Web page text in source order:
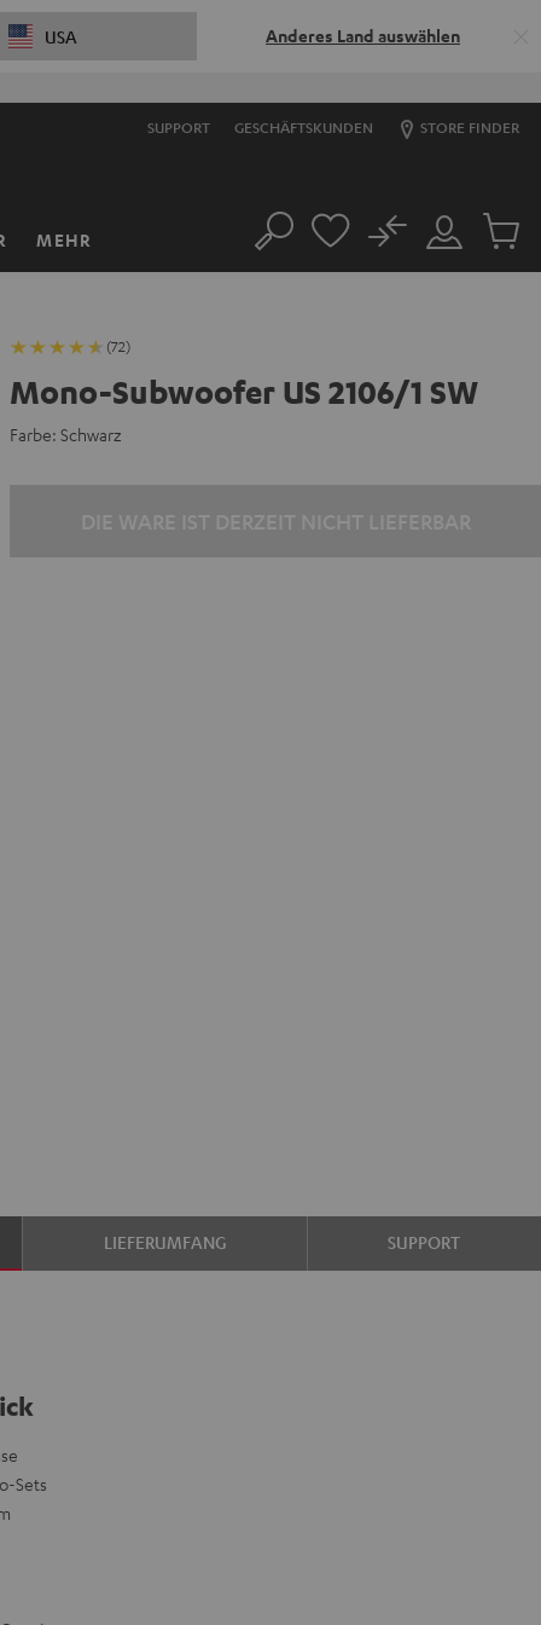
USA Anderes Land auswählen
SUPPORT GESCHÄFTSKUNDEN STORE FINDER
MEHR Suche
Mein
Konto
No
Artikel
(72)
Mono-Subwoofer US 2106/1 SW
Farbe: Schwarz
LIEFERUMFANG SUPPORT
Sets